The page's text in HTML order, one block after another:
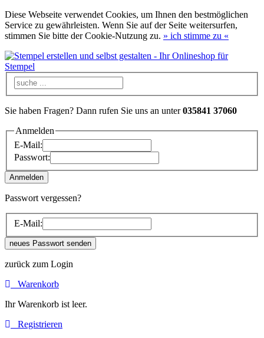
Diese Webseite verwendet Cookies, um Ihnen den bestmöglichen
Service zu gewährleisten. Wenn Sie auf der Seite weitersurfen,
stimmen Sie bitte der Cookie-Nutzung zu. » ich stimme zu «
Sie haben Fragen? Dann rufen Sie uns an unter035841 37060
Anmelden
E-Mail:
Passwort:
Passwort vergessen?
E-Mail:
zurück zum Login
Warenkorb
Ihr Warenkorb ist leer.
Registrieren